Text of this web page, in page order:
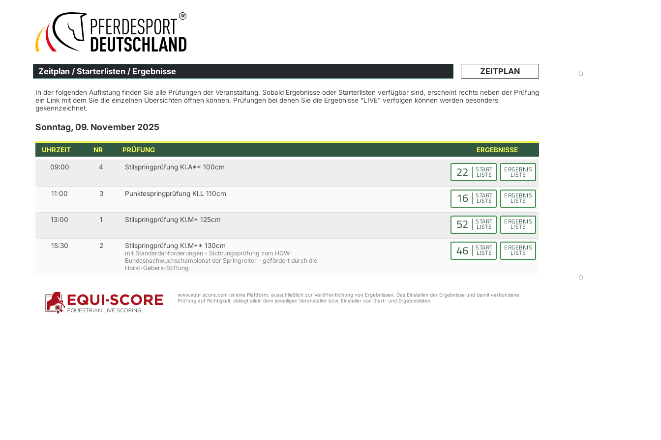
Zeitplan / Starterlisten / Ergebnisse ZEITPLAN
In der folgenden Auflistung finden Sie alle Prüfungen der Veranstaltung. Sobald Ergebnisse oder Starterlisten verfügbar sind, erscheint rechts neben der Prüfung
ein Link mit dem Sie die einzelnen Übersichten öffnen können. Prüfungen bei denen Sie die Ergebnisse "LIVE" verfolgen können werden besonders
gekennzeichnet.
Sonntag, 09. November 2025
UHRZEIT NR PRÜFUNG ERGEBNISSE
09:00 4 Stilspringprüfung Kl.A** 100cm 22 START
LISTE
ERGEBNIS
LISTE
11:00 3 Punktespringprüfung Kl.L 110cm 16 START
LISTE
ERGEBNIS
LISTE
13:00 1 Stilspringprüfung Kl.M* 125cm 52 START
LISTE
ERGEBNIS
LISTE
15:30 2 Stilspringprüfung Kl.M** 130cm
mit Standardanforderungen - Sichtungsprüfung zum HGW-
Bundesnachwuchschampionat der Springreiter - gefördert durch die
Horst-Gebers-Stiftung
46 START
LISTE
ERGEBNIS
LISTE
www.equi-score.com ist eine Plattform, ausschließlich zur Veröffentlichung von Ergebnissen. Das Einstellen der Ergebnisse und damit verbundene
Prüfung auf Richtigkeit, obliegt allein dem jeweiligen Veranstalter bzw. Einsteller von Start- und Ergebnislisten.